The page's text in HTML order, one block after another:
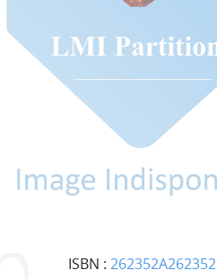
ISBN : 262352A262352